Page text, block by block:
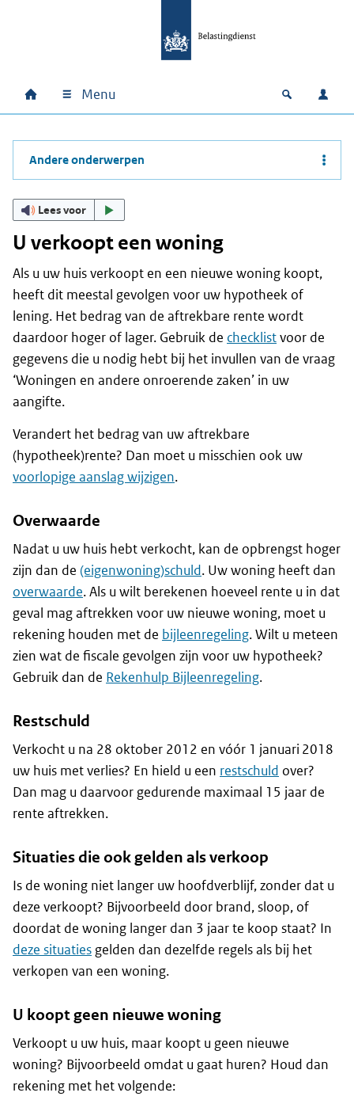
Hoofdnavigatie
Home Menu Open
Andere onderwerpen
Lees voor
U verkoopt een woning
Als u uw huis verkoopt en een nieuwe woning koopt,
heeft dit meestal gevolgen voor uw hypotheek of
lening. Het bedrag van de aftrekbare rente wordt
daardoor hoger of lager. Gebruik de checklistvoor de
gegevens die u nodig hebt bij het invullen van de vraag
‘Woningen en andere onroerende zaken’ in uw
aangifte.
Verandert het bedrag van uw aftrekbare
(hypotheek)rente? Dan moet u misschien ook uw
voorlopige aanslag wijzigen.
Overwaarde
Nadat u uw huis hebt verkocht, kan de opbrengst hoger
zijn dan de (eigenwoning)schuld. Uw woning heeft dan
overwaarde. Als u wilt berekenen hoeveel rente u in dat
geval mag aftrekken voor uw nieuwe woning, moet u
rekening houden met de bijleenregeling. Wilt u meteen
zien wat de fiscale gevolgen zijn voor uw hypotheek?
Gebruik dan de Rekenhulp Bijleenregeling.
Restschuld
Verkocht u na 28 oktober 2012 en vóór 1 januari 2018
uw huis met verlies? En hield u een restschuld over?
Dan mag u daarvoor gedurende maximaal 15 jaar de
rente aftrekken.
Situaties die ook gelden als verkoop
Is de woning niet langer uw hoofdverblijf, zonder dat u
deze verkoopt? Bijvoorbeeld door brand, sloop, of
doordat de woning langer dan 3 jaar te koop staat? In
deze situaties gelden dan dezelfde regels als bij het
verkopen van een woning.
U koopt geen nieuwe woning
Verkoopt u uw huis, maar koopt u geen nieuwe
woning? Bijvoorbeeld omdat u gaat huren? Houd dan
rekening met het volgende: